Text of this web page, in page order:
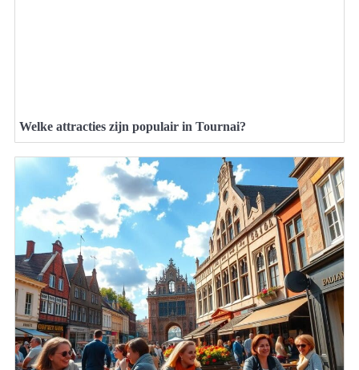
Welke attracties zijn populair in Tournai?